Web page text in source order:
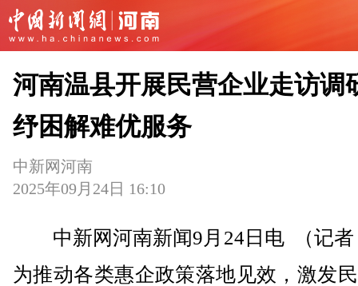
河南温县开展民营企业走访调
纾困解难优服务
中新网河南
2025年09月24日 16:10
中新网河南新闻9月24日电 （记者
为推动各类惠企政策落地见效，激发